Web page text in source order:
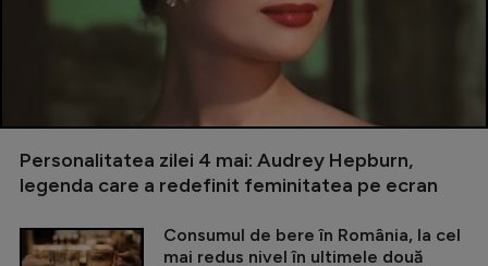
Personalitatea zilei 4 mai: Audrey Hepburn,
legenda care a redefinit feminitatea pe ecran
Consumul de bere în România, la cel
mai redus nivel în ultimele două